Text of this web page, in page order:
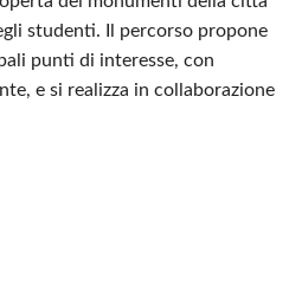
studenti. Il percorso propone
punti di interesse, con
e si realizza in collaborazione